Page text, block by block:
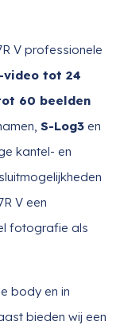
V professionele
video tot 24
60 beelden
S-Log3 en
kantel- en
V een
fotografie als
body en in
bieden wij een